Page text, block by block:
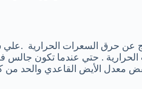
عن حرق السعرات الحرارية
الحرارية . حتي عندما تكون
معدل الأيض القاعدي والحد من